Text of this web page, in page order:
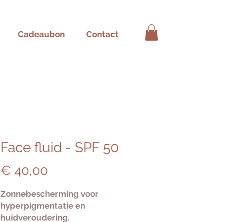
Cadeaubon Contact
Face fluid - SPF 50
€ 40,00
Zonnebescherming voor
hyperpigmentatie en
huidveroudering.